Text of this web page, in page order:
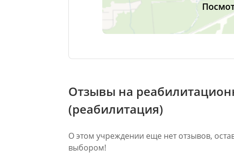
Отзывы на
(реабилитация)
О этом учреждении еще нет отзывов,
выбором!